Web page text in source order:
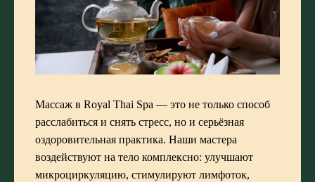
Массаж в Royal Thai Spa — это не только способ
расслабиться и снять стресс, но и серьёзная
оздоровительная практика. Наши мастера
воздействуют на тело комплексно: улучшают
микроциркуляцию, стимулируют лимфоток,